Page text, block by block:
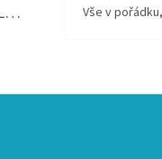
Priessnitz Kloubní mazání De Luxe, 200ml Vše v